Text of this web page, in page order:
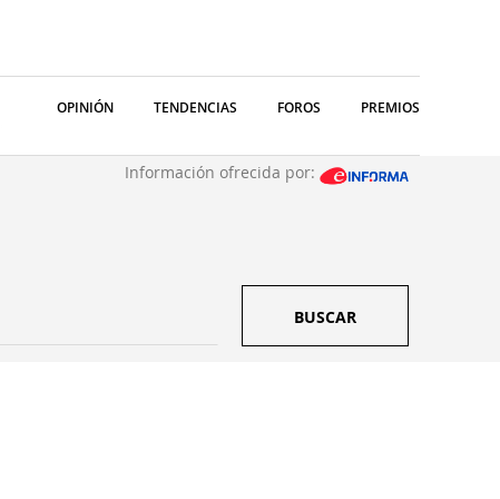
OPINIÓN TENDENCIAS FOROS PREMIOS
Información ofrecida por:
BUSCAR